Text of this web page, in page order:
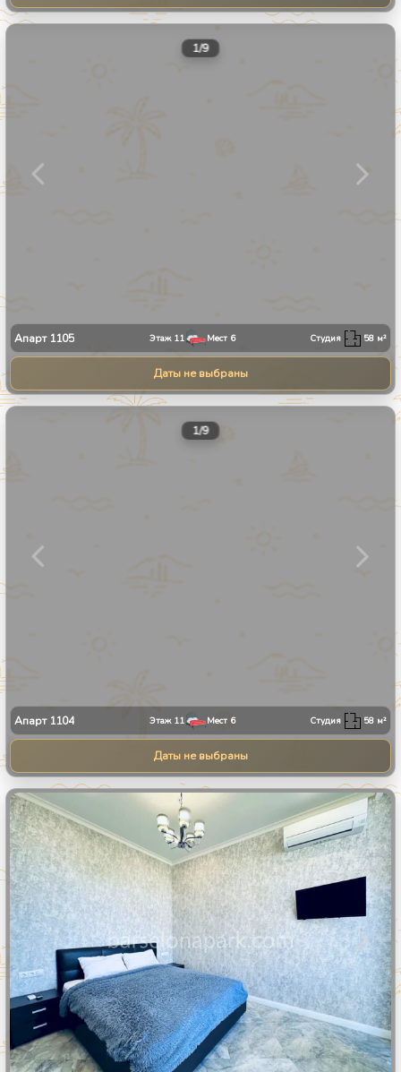
1/9
Апарт 1105 Этаж 11 Мест 6 Студия 58 м²
Даты не выбраны
1/9
Апарт 1104 Этаж 11 Мест 6 Студия 58 м²
Даты не выбраны
1 8